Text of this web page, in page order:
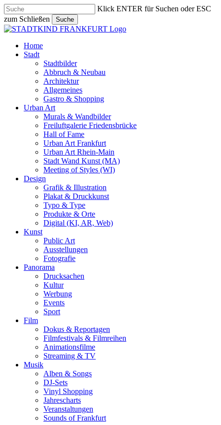
Skip
to
main
content
Klick ENTER für Suchen oder ESC
zum Schließen
Suche
Close
search
Menu
Home
Stadt
Stadtbilder
Abbruch & Neubau
Architektur
Allgemeines
Gastro & Shopping
Urban Art
Murals & Wandbilder
Freiluftgalerie Friedensbrücke
Hall of Fame
Urban Art Frankfurt
Urban Art Rhein-Main
Stadt Wand Kunst (MA)
Meeting of Styles (WI)
Design
Grafik & Illustration
Plakat & Druckkunst
Typo & Type
Produkte & Orte
Digital (KI, AR, Web)
Kunst
Public Art
Ausstellungen
Fotografie
Panorama
Drucksachen
Kultur
Werbung
Events
Sport
Film
Dokus & Reportagen
Filmfestivals & Filmreihen
Animationsfilme
Streaming & TV
Musik
Alben & Songs
DJ-Sets
Vinyl Shopping
Jahrescharts
Veranstaltungen
Sounds of Frankfurt